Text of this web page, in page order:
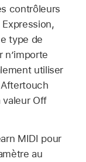
contrôleurs
type de
n’importe
utiliser
valeur Off
MIDI pour
au